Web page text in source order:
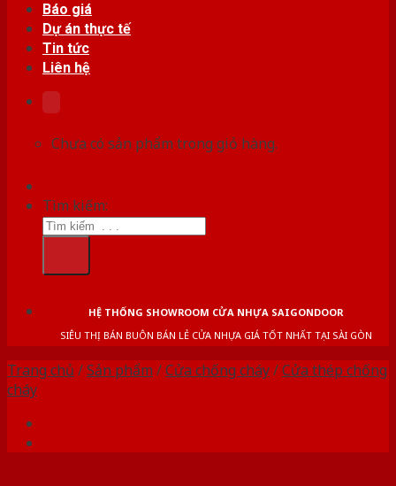
Báo giá
Dự án thực tế
Tin tức
Liên hệ
Chưa có sản phẩm trong giỏ hàng.
Tìm kiếm:
HỆ THỐNG SHOWROOM CỬA NHỰA SAIGONDOOR
SIÊU THỊ BÁN BUÔN BÁN LẺ CỬA NHỰA GIÁ TỐT NHẤT TẠI SÀI GÒN
Trang chủ /Sản phẩm /Cửa chống cháy/Cửa thép chống
cháy